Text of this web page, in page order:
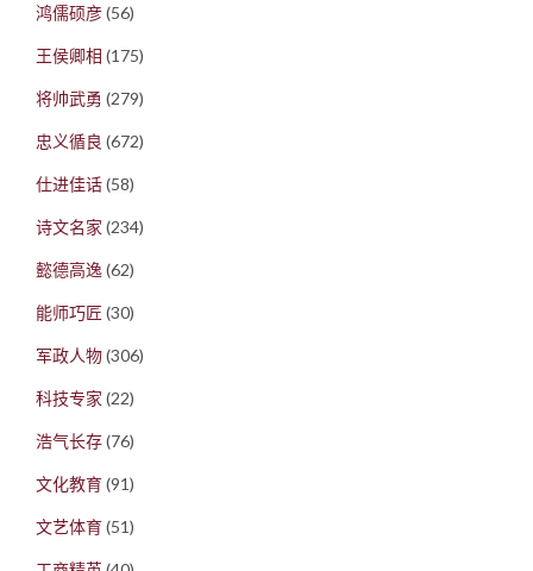
鸿儒硕彦(56)
王侯卿相 (175)
将帅武勇 (279)
忠义循良 (672)
仕进佳话(58)
诗文名家 (234)
懿德高逸(62)
能师巧匠 (30)
军政人物(306)
科技专家 (22)
浩气长存(76)
文化教育(91)
文艺体育(51)